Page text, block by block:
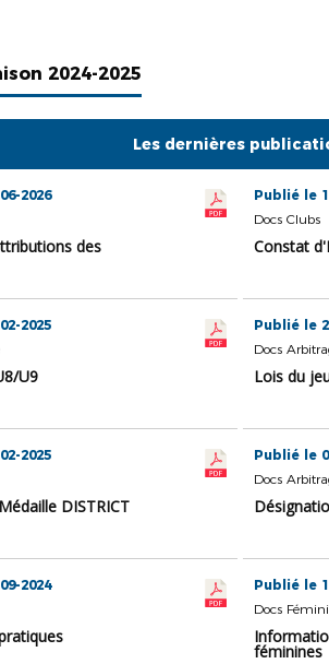
2024-2025
Les dernières
2026
des
Publié le
Docs Clubs
Constat
2025
U9
Publié le
Docs
Lois du
2025
DISTRICT
Publié le
Docs
2024
Publié le
Docs
féminines